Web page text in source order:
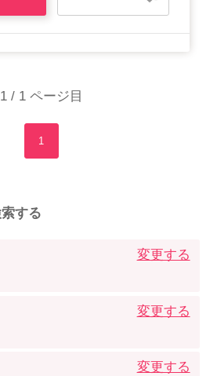
1 / 1 ページ目
1
する
変更する
変更する
変更する